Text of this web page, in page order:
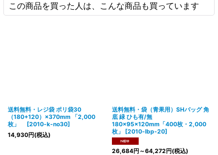
この商品を買った人は、こんな商品も買っています
送料無料・レジ袋 ポリ袋30
（180+120）×370mm 「2,000
枚」
[2010-k-no30]
14,930円(税込)
送料無料・袋（青果用）SHバッグ 角
底 緑 ひも有/無
180×95×120mm「400枚・2,000
枚」
[2010-lbp-20]
26,684円 ～64,272円(税込)